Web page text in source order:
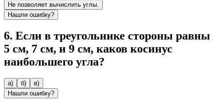
Не позволяет вычислить углы.
Нашли ошибку?
6. Если в треугольнике стороны равны
5 см, 7 см, и 9 см, каков косинус
наибольшего угла?
а) б)
в)
Нашли ошибку?